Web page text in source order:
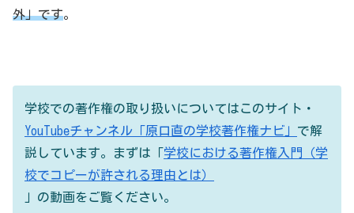
外」です。
学校での著作権の取り扱いについてはこのサイト・
YouTubeチャンネル「原口直の学校著作権ナビ」 で解
説しています。まずは「学校における著作権入門（学
校でコピーが許される理由とは）
」の動画をご覧ください。